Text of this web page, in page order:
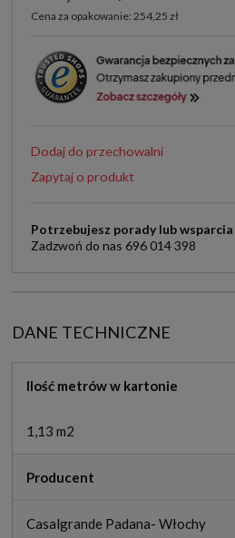
Cena za opakowanie: 254,25 zł
Dodaj do przechowalni
Zapytaj o produkt
Potrzebujesz porady lub wsparcia
Zadzwoń do nas 696 014 398
DANE TECHNICZNE
Ilość metrów w kartonie
1,13 m2
Producent
Casalgrande Padana- Włochy